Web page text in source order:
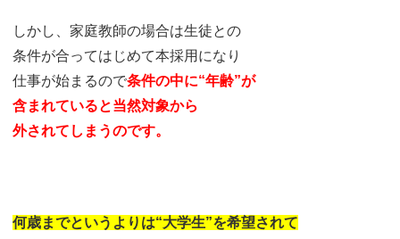
しかし、家庭教師の場合は生徒との
条件が合ってはじめて本採用になり
仕事が始まるので条件の中に“年齢”が
含まれていると当然対象から
外されてしまうのです。
何歳までというよりは“大学生”を希望されて